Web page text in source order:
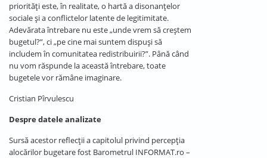
priorități este, în realitate, o hartă a disonanțelor
sociale și a conflictelor latente de legitimitate.
Adevărata întrebare nu este „unde vrem să creștem
bugetul?”, ci „pe cine mai suntem dispuși să
includem în comunitatea redistribuirii?”. Până când
nu vom răspunde la această întrebare, toate
bugetele vor rămâne imaginare.
Cristian Pîrvulescu
Despre datele analizate
Sursă acestor reflecții a capitolul privind percepția
alocărilor bugetare fost Barometrul INFORMAT.ro –